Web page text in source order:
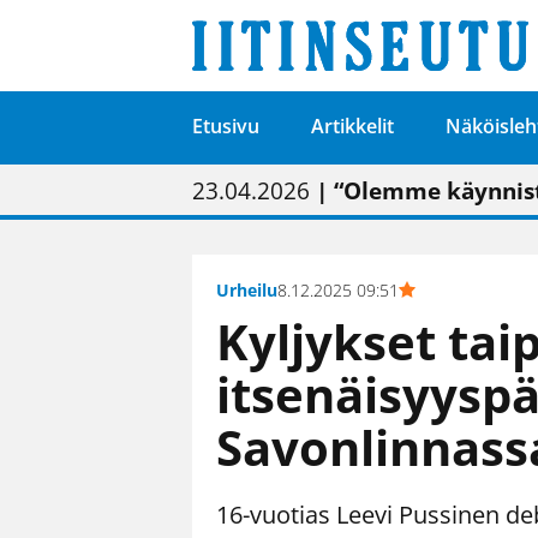
Etusivu Artikkelit
01.02.2026 | Painon
05.02.2026 | Uudistettu
23.04.2026 | “Olemme
09.05.2026| "Maalla on
Urheilu8.12.2025 09:51
Kyljykset
16-vuotias Leevi Pussinen